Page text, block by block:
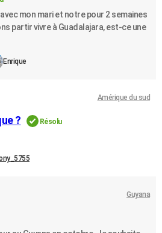
mon mari et notre pour 2 semaines
partir vivre à Guadalajara, est-ce une
Enrique
Amérique du sud
? Résolu
Guyana